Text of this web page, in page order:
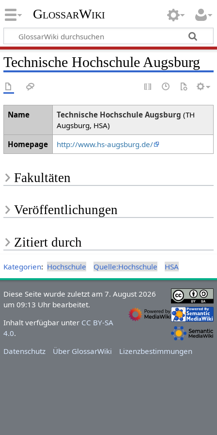
GlossarWiki
Technische Hochschule Augsburg
Name Technische Hochschule Augsburg (TH
Augsburg, HSA)
Homepage
http://www.hs-augsburg.de/
Fakultäten
Veröffentlichungen
Zitiert durch
Kategorien: Hochschule Quelle:Hochschule HSA
Diese Seite wurde zuletzt am 7. August 2026
um 09:13 Uhr bearbeitet.
Inhalt verfügbar unter CC BY-SA
4.0.
Datenschutz
Über GlossarWiki Lizenzbestimmungen